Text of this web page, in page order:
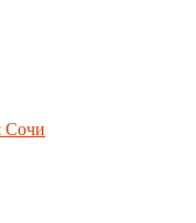
Сочи